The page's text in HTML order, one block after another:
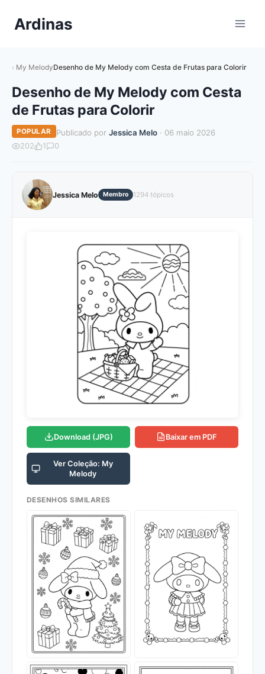
paraArdinas
My MelodyDesenho de My Melody com Cesta de Frutas para Colorir
Desenho de My Melody com Cesta
de Frutas para Colorir
POPULAR Publicado por Jessica Melo· 06 maio 2026
202 1 0
Jessica Melo Membro 1294 tópicos
Download (JPG) Baixar em PDF
Ver Coleção: My
Melody
DESENHOS SIMILARES